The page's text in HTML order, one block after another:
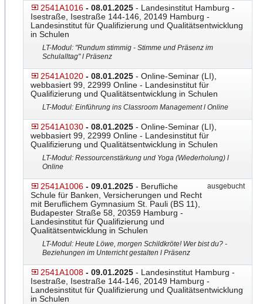
2541A1016 - 08.01.2025 - Landesinstitut Hamburg -
Isestraße, Isestraße 144-146, 20149 Hamburg -
Landesinstitut für Qualifizierung und Qualitätsentwicklung
in Schulen
LT-Modul: "Rundum stimmig - Stimme und Präsenz im
Schulalltag" l Präsenz
2541A1020 - 08.01.2025 - Online-Seminar (LI),
webbasiert 99, 22999 Online - Landesinstitut für
Qualifizierung und Qualitätsentwicklung in Schulen
LT-Modul: Einführung ins Classroom Management l Online
2541A1030 - 08.01.2025 - Online-Seminar (LI),
webbasiert 99, 22999 Online - Landesinstitut für
Qualifizierung und Qualitätsentwicklung in Schulen
LT-Modul: Ressourcenstärkung und Yoga (Wiederholung) l
Online
2541A1006 - 09.01.2025 - Berufliche
Schule für Banken, Versicherungen und Recht
mit Beruflichem Gymnasium St. Pauli (BS 11),
Budapester Straße 58, 20359 Hamburg -
Landesinstitut für Qualifizierung und
Qualitätsentwicklung in Schulen
ausgebucht
LT-Modul: Heute Löwe, morgen Schildkröte! Wer bist du? -
Beziehungen im Unterricht gestalten l Präsenz
2541A1008 - 09.01.2025 - Landesinstitut Hamburg -
Isestraße, Isestraße 144-146, 20149 Hamburg -
Landesinstitut für Qualifizierung und Qualitätsentwicklung
in Schulen